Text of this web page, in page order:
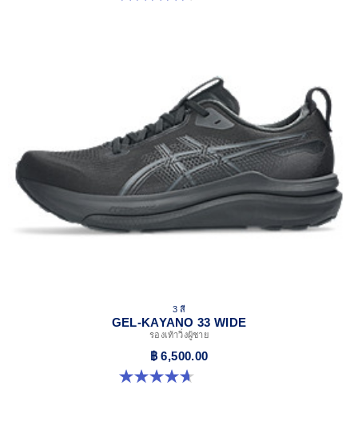
3 สี
GEL-KAYANO 33 WIDE
รองเท้าวิ่งผู้ชาย
฿ 6,500.00
4.7 จาก 5 ดาว 20 รีวิว